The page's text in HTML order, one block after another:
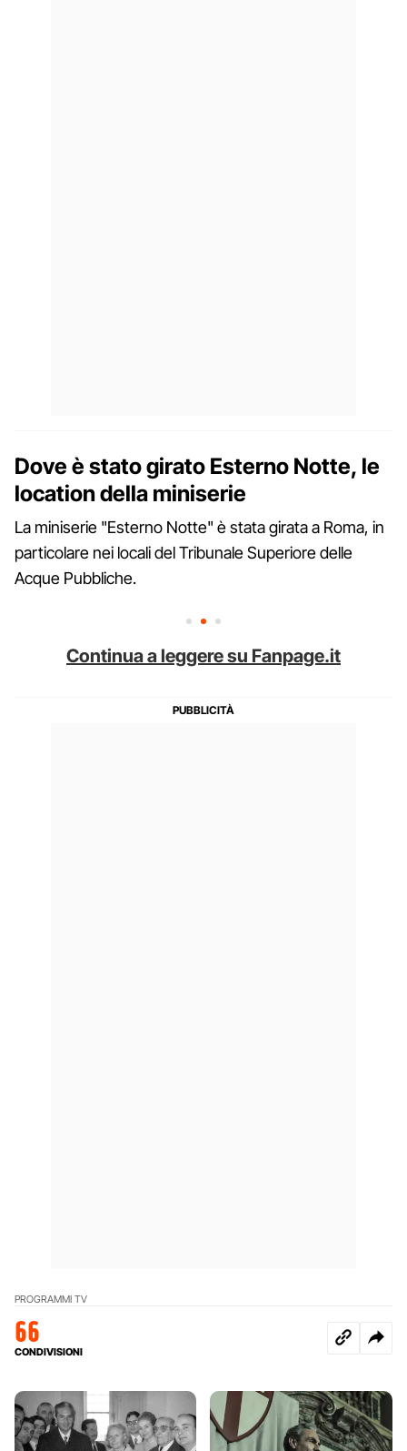
Dove è stato girato Esterno Notte, le
location della miniserie
La miniserie "Esterno Notte" è stata girata a Roma, in
particolare nei locali del Tribunale Superiore delle
Acque Pubbliche.
Continua a leggere su Fanpage.it
PROGRAMMI TV
66
CONDIVISIONI